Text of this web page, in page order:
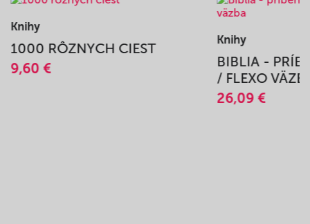
Knihy
1000 RÔZNYCH CIEST
9,60 €
Knihy
BIBLIA -
/ FLEXO
26,09 €